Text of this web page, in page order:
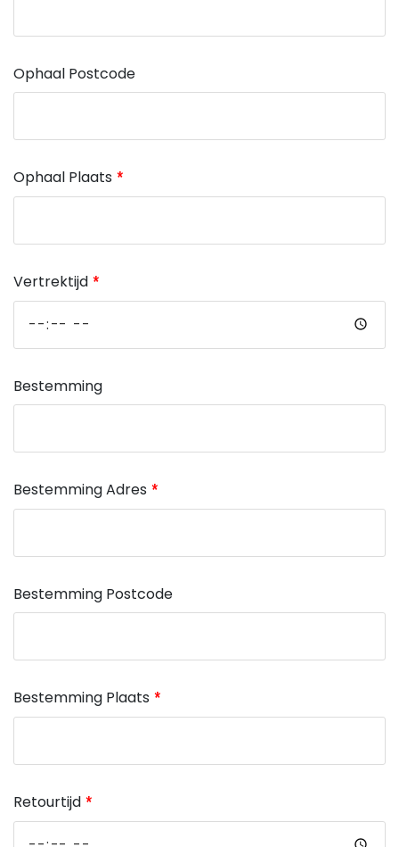
Ophaal Postcode
Ophaal Plaats
Vertrektijd
Bestemming
Bestemming Adres
Bestemming Postcode
Bestemming Plaats
Retourtijd